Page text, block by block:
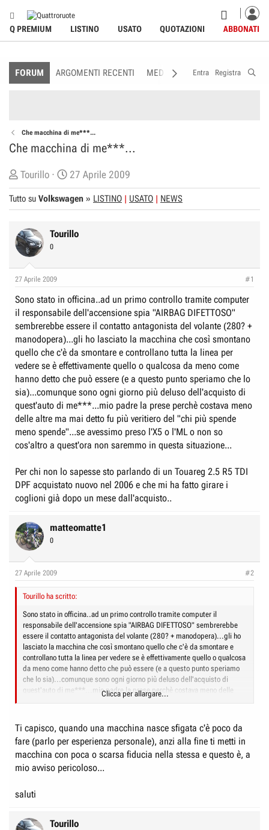
Q PREMIUM LISTINO USATO QUOTAZIONI ABBONATI
FORUM ARGOMENTI RECENTI MEDIA MEMBRI
Entra Registra
Che macchina di me***...
Che macchina di me***...
C
r
e
t
o
e
i
s
c
u
s
s
i
o
n
e
Tourillo
D
a
t
d
z
i
o
27 Aprile 2009
Tutto su Volkswagen » LISTINO USATO NEWS
Tourillo
0
27 Aprile 2009 #1
Sono stato in officina..ad un primo controllo tramite computer
il responsabile dell'accensione spia "AIRBAG DIFETTOSO"
sembrerebbe essere il contatto antagonista del volante (280? +
manodopera)...gli ho lasciato la macchina che così smontano
quello che c'è da smontare e controllano tutta la linea per
vedere se è effettivamente quello o qualcosa da meno come
hanno detto che può essere (e a questo punto speriamo che lo
sia)...comunque sono ogni giorno più deluso dell'acquisto di
quest'auto di me***...mio padre la prese perchè costava meno
delle altre ma mai detto fu più veritiero del "chi più spende
meno spende"...se avessimo preso l'X5 o l'ML o non so
cos'altro a quest'ora non saremmo in questa situazione...
Per chi non lo sapesse sto parlando di un Touareg 2.5 R5 TDI
DPF acquistato nuovo nel 2006 e che mi ha fatto girare i
coglioni già dopo un mese dall'acquisto..
matteomatte1
0
27 Aprile 2009 #2
Tourillo ha scritto:
Sono stato in officina..ad un primo controllo tramite computer il
responsabile dell'accensione spia "AIRBAG DIFETTOSO" sembrerebbe
essere il contatto antagonista del volante (280? + manodopera)...gli ho
lasciato la macchina che così smontano quello che c'è da smontare e
controllano tutta la linea per vedere se è effettivamente quello o qualcosa
da meno come hanno detto che può essere (e a questo punto speriamo
che lo sia)...comunque sono ogni giorno più deluso dell'acquisto di
quest'auto di me***...mio padre la prese perchè costava meno delle
altre ma mai detto fu più veritiero del "chi più spende meno spende"...se
questa situazione...
Per chi non lo sapesse sto parlando di un Touareg 2.5 R5 TDI DPF
acquistato nuovo nel 2006 e che mi ha fatto girare i coglioni già dopo un
mese dall'acquisto..
Clicca per allargare...
Ti capisco, quando una macchina nasce sfigata c'è poco da
fare (parlo per esperienza personale), anzi alla fine ti metti in
macchina con poca o scarsa fiducia nella stessa e questo è, a
mio avviso pericoloso...
saluti
Tourillo